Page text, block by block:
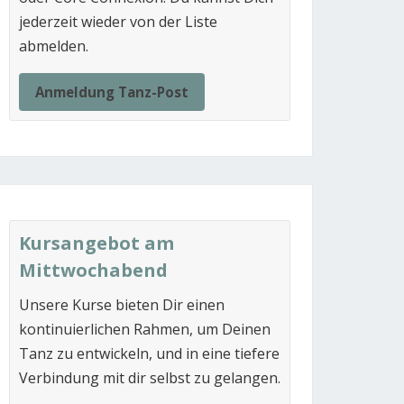
jederzeit wieder von der Liste
abmelden.
Anmeldung Tanz-Post
Kursangebot am
Mittwochabend
Unsere Kurse bieten Dir einen
kontinuierlichen Rahmen, um Deinen
Tanz zu entwickeln, und in eine tiefere
Verbindung mit dir selbst zu gelangen.